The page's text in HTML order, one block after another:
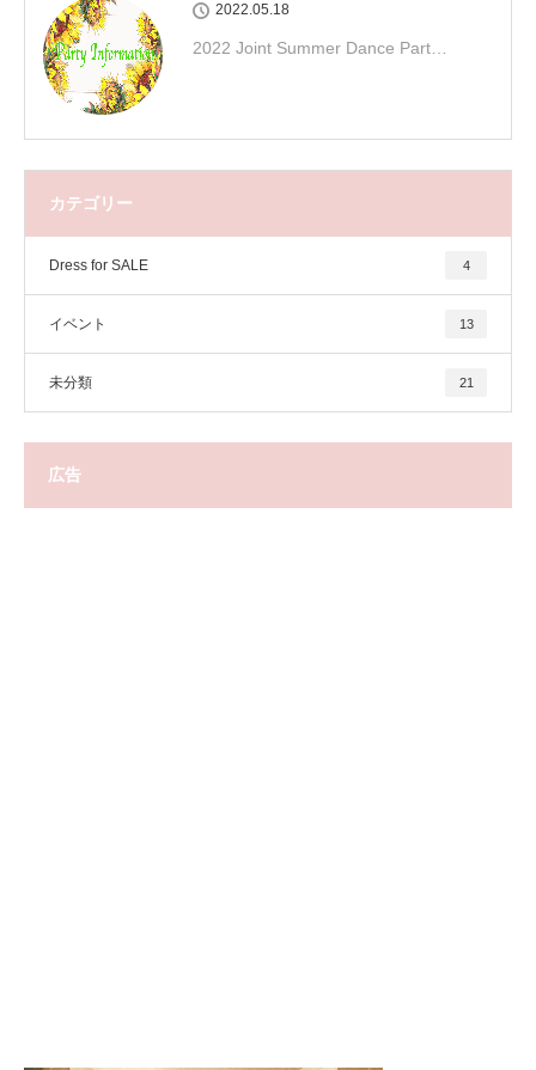
2022.05.18
2022 Joint Summer Dance Part…
カテゴリー
Dress for SALE 4
イベント 13
未分類 21
広告